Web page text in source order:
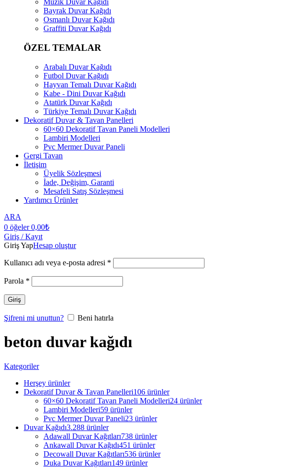
Müzik Duvar Kağıdı
Bayrak Duvar Kağıdı
Osmanlı Duvar Kağıdı
Graffiti Duvar Kağıdı
ÖZEL TEMALAR
Arabalı Duvar Kağıdı
Futbol Duvar Kağıdı
Hayvan Temalı Duvar Kağıdı
Kabe - Dini Duvar Kağıdı
Atatürk Duvar Kağıdı
Türkiye Temalı Duvar Kağıdı
Dekoratif Duvar & Tavan Panelleri
60×60 Dekoratif Tavan Paneli Modelleri
Lambiri Modelleri
Pvc Mermer Duvar Paneli
Gergi Tavan
İletişim
Üyelik Sözleşmesi
İade, Değişim, Garanti
Mesafeli Satış Sözleşmesi
Yardımcı Ürünler
ARA
0 öğeler 0,00₺
Giriş / Kayıt
Giriş YapHesap oluştur
Kullanıcı adı veya e-posta adresi *
Parola *
Giriş
Şifreni mi unuttun? Beni hatırla
beton duvar kağıdı
Kategoriler
Herşey ürünler
Dekoratif Duvar & Tavan Panelleri106 ürünler
60×60 Dekoratif Tavan Paneli Modelleri24 ürünler
Lambiri Modelleri59 ürünler
Pvc Mermer Duvar Paneli23 ürünler
Duvar Kağıdı3.288 ürünler
Adawall Duvar Kağıtları738 ürünler
Ankawall Duvar Kağıdı451 ürünler
Decowall Duvar Kağıtları536 ürünler
Duka Duvar Kağıtları149 ürünler